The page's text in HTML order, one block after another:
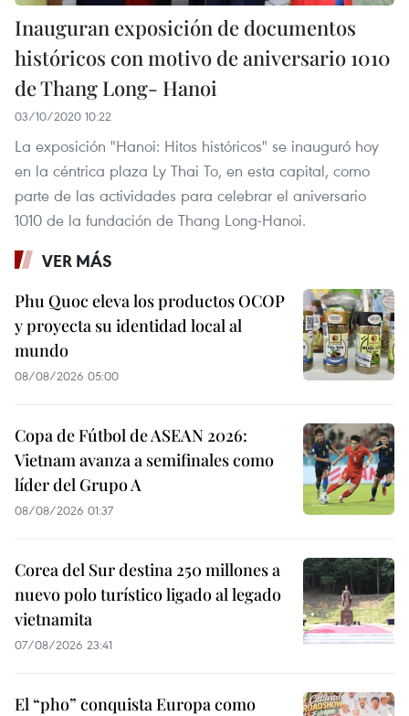
Inauguran exposición de documentos
históricos con motivo de aniversario 1010
de Thang Long- Hanoi
03/10/2020 10:22
La exposición "Hanoi: Hitos históricos" se inauguró hoy
en la céntrica plaza Ly Thai To, en esta capital, como
parte de las actividades para celebrar el aniversario
1010 de la fundación de Thang Long-Hanoi.
VER MÁS
Phu Quoc eleva los productos OCOP
y proyecta su identidad local al
mundo
08/08/2026 05:00
Copa de Fútbol de ASEAN 2026:
Vietnam avanza a semifinales como
líder del Grupo A
08/08/2026 01:37
Corea del Sur destina 250 millones a
nuevo polo turístico ligado al legado
vietnamita
07/08/2026 23:41
El “pho” conquista Europa como